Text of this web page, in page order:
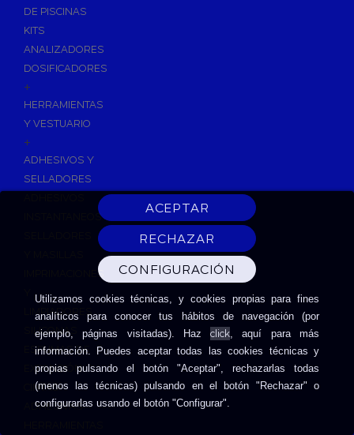
Utilizamos cookies técnicas, y cookies propias para fines
analíticos para conocer tus hábitos de navegación (por
ejemplo, páginas visitadas). Hazclick, aquí para más
información. Puedes aceptar todas las cookies técnicas y
propias pulsando el botón "Aceptar", rechazarlas todas
(menos las técnicas) pulsando en el botón "Rechazar" o
configurarlas usando el botón "Configurar".
DE PISCINAS
KITS
ANALIZADORES
DOSIFICADORES
+
HERRAMIENTAS
Y VESTUARIO
+
ADHESIVOS Y
SELLADORES
INSTANTANEOS
IMPRIMACIONES
LIMPIADORES
SILICONAS
ESPUMAS DE
EXPANSIÓN
CINTAS
ADHESIVAS